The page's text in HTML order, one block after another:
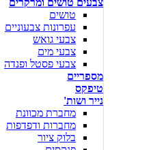
צבעים טושים ומרקרים
טושים
עפרונות צבעוניים
צבעי גואש
צבעי מים
צבעי פסטל ופנדה
מספריים
טיפקס
נייר ושות'
מחברת מכוונת
מחברות ודפדפות
בלוק ציור